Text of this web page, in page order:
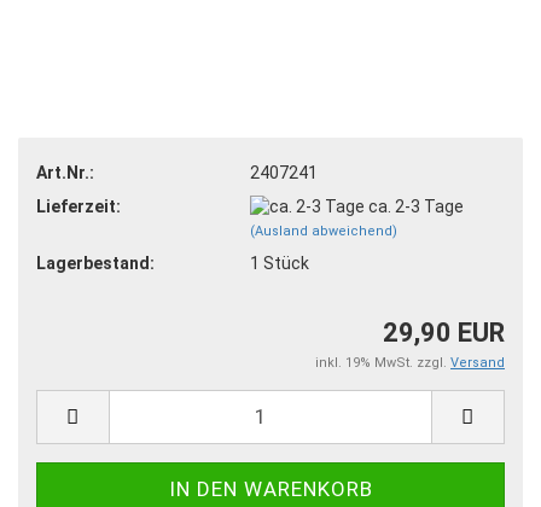
Art.Nr.:
2407241
Lieferzeit:
ca. 2-3 Tage
(Ausland abweichend)
Lagerbestand: 1 Stück
29,90 EUR
inkl. 19% MwSt. zzgl. Versand